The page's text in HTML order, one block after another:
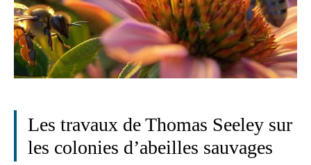
Les travaux de Thomas Seeley sur
les colonies d’abeilles sauvages